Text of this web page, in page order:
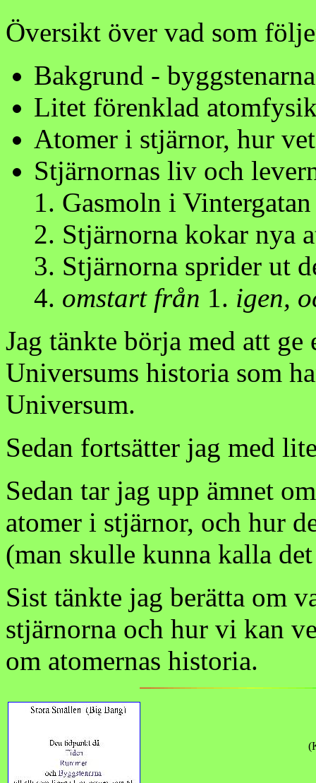
Översikt över vad som
Bakgrund -
Litet förenklad
Atomer i stjärnor, hur
Stjärnornas liv och
Gasmoln i
Stjärnorna kokar nya
Stjärnorna sprider ut
omstart från 1. igen,
Jag tänkte börja med att
Universums historia som
Universum.
Sedan fortsätter jag med
Sedan tar jag upp ämnet
atomer i stjärnor, och hur
(man skulle kunna kalla
Sist tänkte jag berätta om
stjärnorna och hur vi kan
om atomernas historia.